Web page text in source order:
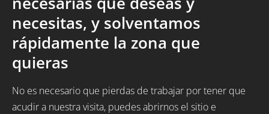
necesitas, y solventamos
rápidamente la zona que
quieras
No es necesario que pierdas de trabajar por tener que
acudir a nuestra visita, puedes abrirnos el sitio e